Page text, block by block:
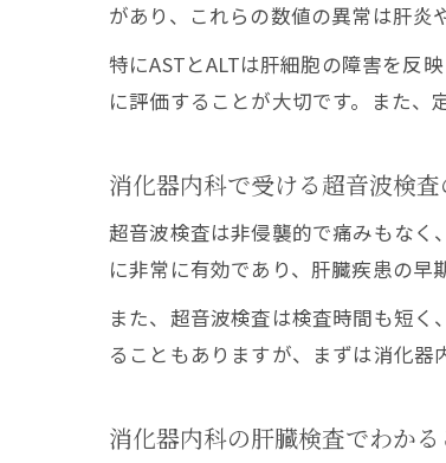
があり、これらの数値の異常は肝炎
特にASTとALTは肝細胞の障害を反
に評価することが大切です。また、
消化器内科で受ける超音波検
超音波検査は非侵襲的で痛みもな
に非常に有効であり、肝臓疾患の早
また、超音波検査は検査時間も短
ることもありますが、まずは消化器
消化器内科の肝臓検査でわか